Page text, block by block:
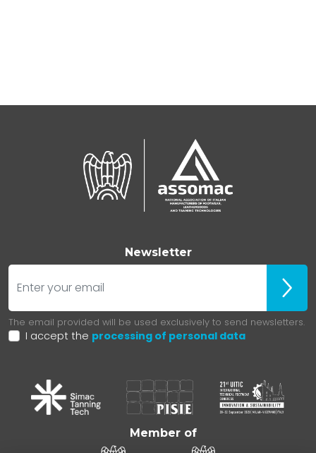
Newsletter
E-mail
The email provided will be used exclusively to send newsletters.
I accept the processing of personal data
Member of